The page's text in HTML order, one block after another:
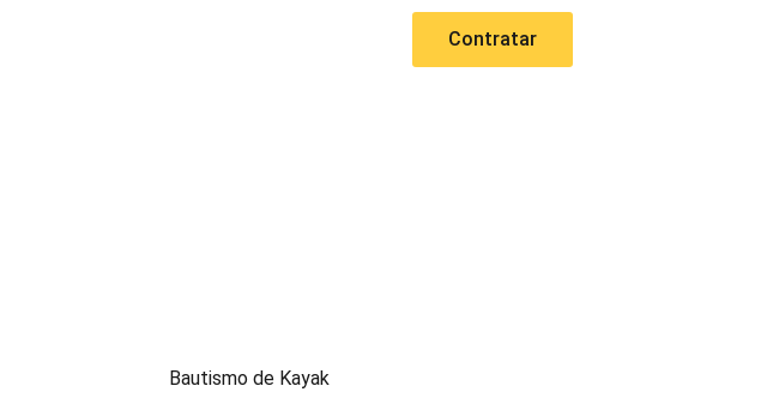
Contratar
Bautismo de Kayak